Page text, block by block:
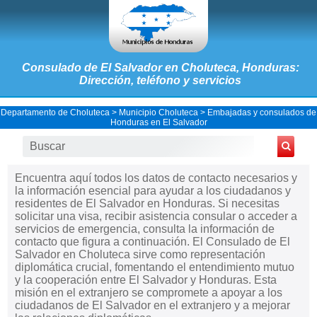
Consulado de El Salvador en Choluteca, Honduras:
Dirección, teléfono y servicios
Departamento de Choluteca > Municipio Choluteca > Embajadas y consulados de
Honduras en El Salvador
Encuentra aquí todos los datos de contacto necesarios y
la información esencial para ayudar a los ciudadanos y
residentes de El Salvador en Honduras. Si necesitas
solicitar una visa, recibir asistencia consular o acceder a
servicios de emergencia, consulta la información de
contacto que figura a continuación. El Consulado de El
Salvador en Choluteca sirve como representación
diplomática crucial, fomentando el entendimiento mutuo
y la cooperación entre El Salvador y Honduras. Esta
misión en el extranjero se compromete a apoyar a los
ciudadanos de El Salvador en el extranjero y a mejorar